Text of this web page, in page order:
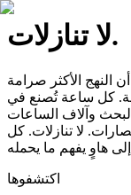
لا تنازلات.
الأكثر صرامة
كل ساعة تُصنع في
وآلاف الساعات
لا تنازلات. كل
اكتشفوها